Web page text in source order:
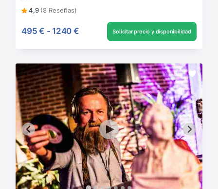
4,9 (8 Reseñas)
495 € - 1240 € Solicitar precio y disponibilidad